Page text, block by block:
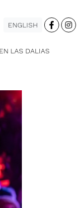
ENGLISH
LAS DALIAS